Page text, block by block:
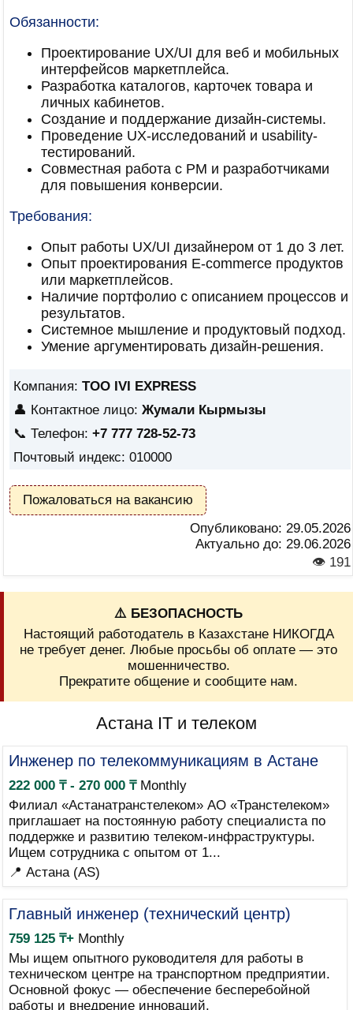
Обязанности:
Проектирование UX/UI для веб и мобильных
интерфейсов маркетплейса.
Разработка каталогов, карточек товара и
личных кабинетов.
Создание и поддержание дизайн-системы.
Проведение UX-исследований и usability-
тестирований.
Совместная работа с PM и разработчиками
для повышения конверсии.
Требования:
Опыт работы UX/UI дизайнером от 1 до 3 лет.
Опыт проектирования E-commerce продуктов
или маркетплейсов.
Наличие портфолио с описанием процессов и
результатов.
Системное мышление и продуктовый подход.
Умение аргументировать дизайн-решения.
Компания: ТОО IVI EXPRESS
👤 Контактное лицо: Жумали Кырмызы
📞 Телефон: +7 777 728-52-73
Почтовый индекс: 010000
Пожаловаться на вакансию
Опубликовано: 29.05.2026
Актуально до: 29.06.2026
👁 191
⚠️ БЕЗОПАСНОСТЬ
Настоящий работодатель в Казахстане НИКОГДА
не требует денег. Любые просьбы об оплате — это
мошенничество.
Прекратите общение и сообщите нам.
Астана IT и телеком
Инженер по телекоммуникациям в Астане
222 000 ₸ - 270 000 ₸Monthly
Филиал «Астанатранстелеком» АО «Транстелеком»
приглашает на постоянную работу специалиста по
поддержке и развитию телеком-инфраструктуры.
Ищем сотрудника с опытом от 1...
📍 Астана (AS)
Главный инженер (технический центр)
759 125 ₸+Monthly
Мы ищем опытного руководителя для работы в
техническом центре на транспортном предприятии.
Основной фокус — обеспечение бесперебойной
работы и внедрение инноваций.